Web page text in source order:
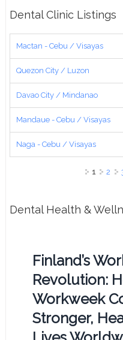
Dental Clinic Listings
Mactan - Cebu / Visayas
Quezon City / Luzon
Davao City / Mindanao
Mandaue - Cebu / Visayas
Naga - Cebu / Visayas
1 2
Dental Health &
Finland’s
Revolution:
Workweek
Stronger,